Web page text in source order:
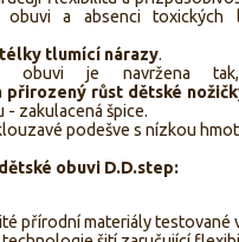
obuvi a absenci toxických
tlumící nárazy.
obuvi je navržena
přirozený růst dětské
- zakulacená špice.
podešve s nízkou
obuvi D.D.step:
přírodní materiály testované